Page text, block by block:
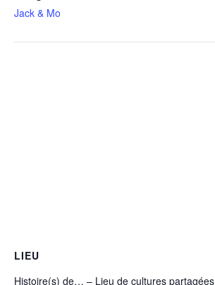
Jack & Mo
LIEU
Histoire(s) de… – Lieu de cultures partagées